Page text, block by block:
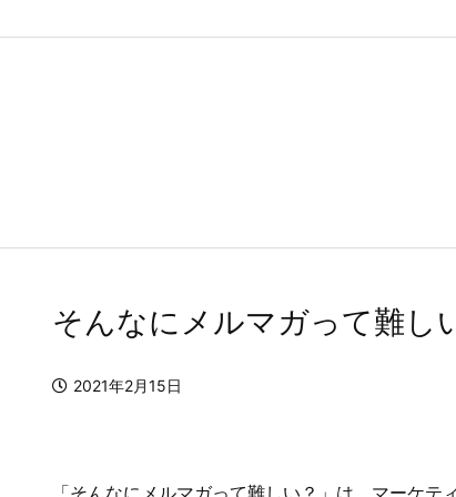
そんなにメルマガって難し
2021年2月15日
「そんなにメルマガって難しい？」は、マーケテ